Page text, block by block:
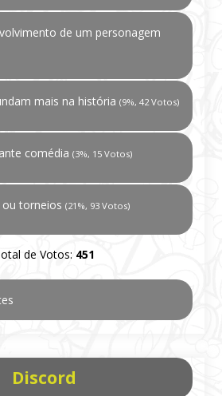
de um personagem
mais na história (9%, 42 Votos)
comédia (3%, 15 Votos)
torneios (21%, 93 Votos)
de Votos: 451
Discord